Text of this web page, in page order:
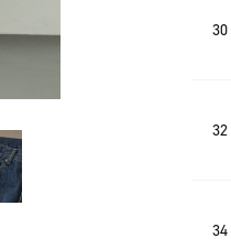
30
32
34